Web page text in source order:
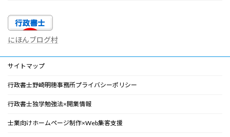
にほんブログ村
サイトマップ
行政書士野崎明穂事務所プライバシーポリシー
行政書士独学勉強法×開業情報
士業向けホームページ制作×Web集客支援